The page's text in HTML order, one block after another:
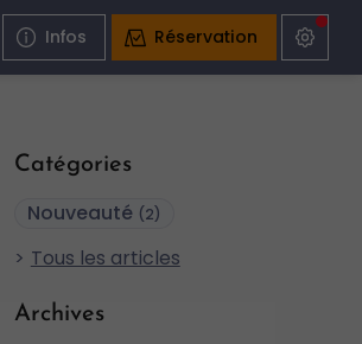
Infos Réservation
Catégories
Nouveauté (2)
Tous les articles
Archives